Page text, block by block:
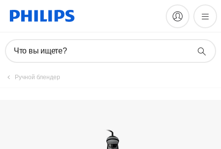
Что вы ищете?
Ручной блендер
Руководства и документация